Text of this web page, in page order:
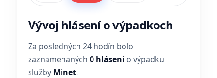
Vývoj hlásení o výpadkoch
Za posledných 24 hodín bolo
zaznamenaných 0 hlásenío výpadku
služby Minet.